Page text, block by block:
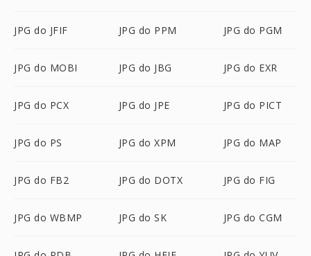
JPG do JFIF JPG do PPM JPG do PGM
JPG do MOBI JPG do JBG JPG do EXR
JPG do PCX JPG do JPE JPG do PICT
JPG do PS JPG do XPM JPG do MAP
JPG do FB2 JPG do DOTX JPG do FIG
JPG do WBMP JPG do SK JPG do CGM